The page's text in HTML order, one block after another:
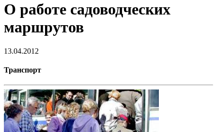
О работе садоводческих
маршрутов
13.04.2012
Транспорт